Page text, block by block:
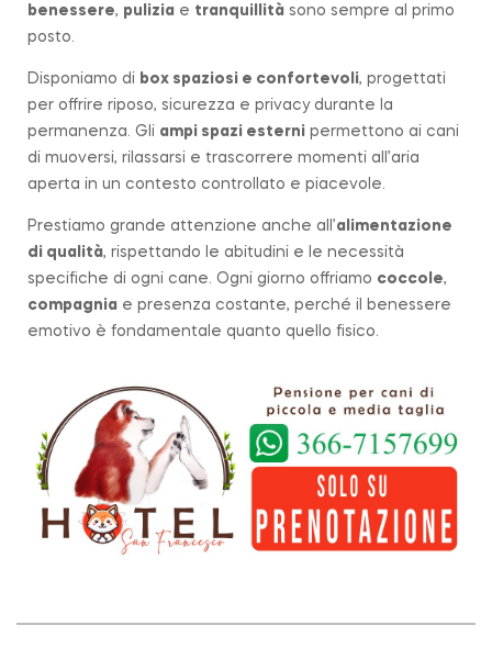
benessere, pulizia e tranquillità sono sempre al primo
posto.
Disponiamo di box spaziosi e confortevoli, progettati
per offrire riposo, sicurezza e privacy durante la
permanenza. Gli ampi spazi esterni permettono ai cani
di muoversi, rilassarsi e trascorrere momenti all’aria
aperta in un contesto controllato e piacevole.
Prestiamo grande attenzione anche all’alimentazione
di qualità, rispettando le abitudini e le necessità
specifiche di ogni cane. Ogni giorno offriamo coccole,
compagnia e presenza costante, perché il benessere
emotivo è fondamentale quanto quello fisico.